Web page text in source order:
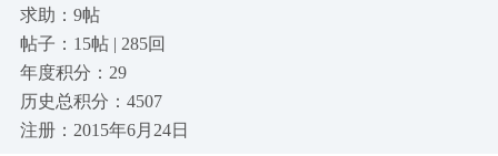
求助：9帖
帖子：15帖 | 285回
年度积分：29
历史总积分：4507
注册：2015年6月24日